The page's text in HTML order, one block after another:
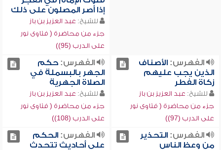
إذا أصر المصلون على ذلك
للشيخ: عبد العزيز بن باز
جزء من محاضرة ( فتاوى نور
على الدرب (95))
الفهرس:الأصناف
الذين يجب عليهم
زكاة الفطر
للشيخ: عبد العزيز بن باز
جزء من محاضرة ( فتاوى نور
على الدرب (97))
الفهرس:حكم
الجهر بالبسملة في
الصلاة الجهرية
للشيخ: عبد العزيز بن باز
جزء من محاضرة ( فتاوى نور
على الدرب (108))
الفهرس:التحذير
من وعظ الناس
الفهرس:الحكم
على أحاديث تتحدث